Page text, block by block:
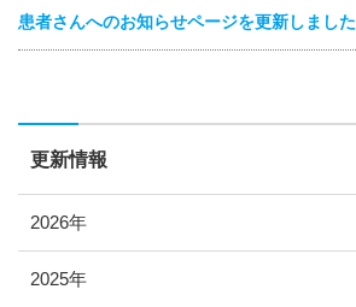
患者さんへのお知らせページを更新しました
更新情報
2026年
2025年